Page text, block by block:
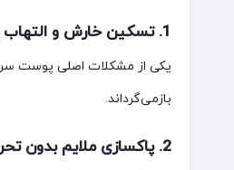
1. تسکین خارش و التهاب پوست سر
یکی از مشکلات اصلی پوست سر
بازمی‌گرداند.
2. پاکسازی ملایم بدون تحریک